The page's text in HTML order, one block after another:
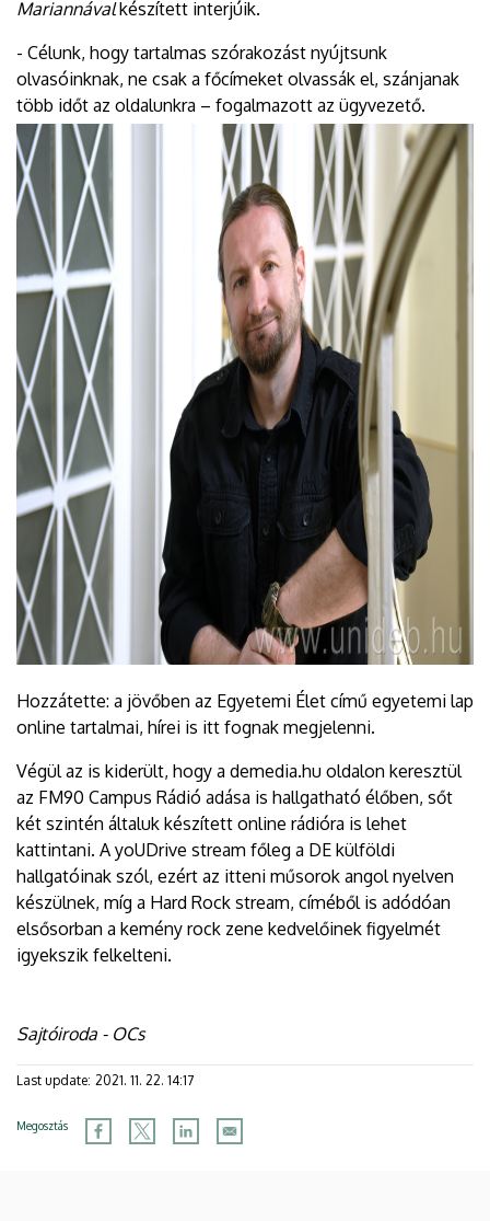
Mariannávalkészített interjúik.
- Célunk, hogy tartalmas szórakozást nyújtsunk
olvasóinknak, ne csak a főcímeket olvassák el, szánjanak
több időt az oldalunkra – fogalmazott az ügyvezető.
Hozzátette: a jövőben az Egyetemi Élet című egyetemi lap
online tartalmai, hírei is itt fognak megjelenni.
Végül az is kiderült, hogy a demedia.hu oldalon keresztül
az FM90 Campus Rádió adása is hallgatható élőben, sőt
két szintén általuk készített online rádióra is lehet
kattintani. A yoUDrive stream főleg a DE külföldi
hallgatóinak szól, ezért az itteni műsorok angol nyelven
készülnek, míg a Hard Rock stream, címéből is adódóan
elsősorban a kemény rock zene kedvelőinek figyelmét
igyekszik felkelteni.
Sajtóiroda - OCs
Last update: 2021. 11. 22. 14:17
Megosztás